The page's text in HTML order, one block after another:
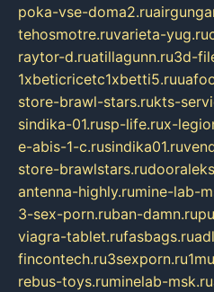
poka-vse-doma2.ru
tehosmotre.ruvarieta-yug.ru
raytor-d.ruatillagunn.ru3d-
1xbeticricetc1xbetti5.ru
store-brawl-stars.rukts-
sindika-01.rusp-life.rux-
e-abis-1-c.rusindika01.ru
store-brawlstars.ru
antenna-highly.rumine-lab-
3-sex-porn.ruban-damn.ru
viagra-tablet.rufasbags.ru
fincontech.ru3sexporn.ru
rebus-toys.ruminelab-msk.ru